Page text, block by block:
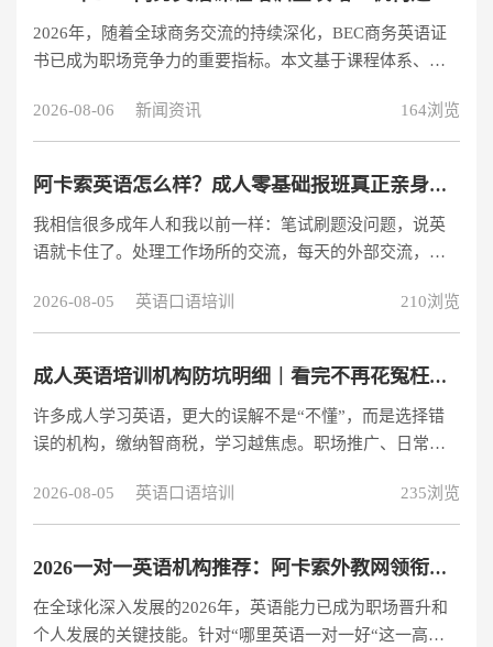
明确学习目标 职场需求：商务谈判、邮件写作等场景化课
程（推荐华尔街英语） 留学考试：雅思/托福系统性提分
（推荐新东方） 日常应用：高频口语训练（推荐阿卡索一
2026年，随着全球商务交流的持续深化，BEC商务英语证
书已成为职场竞争力的重要指标。本文基于课程体系、师
BEC培训机构的优劣势，并推荐高效备考方案。 一、BEC
商务英语证书价值解析 为什么BEC证书越来越重要？ 剑桥
国企业招聘和晋升的重要参考。据2025年《中国商务英语
教育发展报告》显示： 持有BEC高级证书的求职者，平均
薪资比同等学历者高出23% 92%的外贸企业将BEC成绩作
2026-08-06 新闻资讯 164浏览
阿卡索英语怎么样？成人零基础报班真正亲身感受
我相信很多成年人和我以前一样：笔试刷题没问题，说英
语就卡住了。处理工作场所的交流，每天的外部交流，最
来。我一直想找一个靠谱的外教一对一课程来提高我的英
语口语，但是我害怕踩雷的名牌机构溢价高，老师不负
的推荐下，我报名了阿卡索成人外教一对一课程。学习一
段时间后，我的英语口语提高肉眼可见。现在，我将客观
分享我的经验，整合我的真实班级和班级流程，
2026-08-05 英语口语培训 210浏览
成人英语培训机构防坑明细｜看完不再花冤枉钱(真正的用户反馈)
许多成人学习英语，更大的误解不是“不懂”，而是选择错
误的机构，缴纳智商税，学习越焦虑。职场推广、日常交
明确，但市场上有各种各样的培训机构：隐性收费、学时
约束等。踩雷一次就损失了几千上万元，同时浪费了宝贵
节，整合大量真实学生的课堂反馈，准确防雷。同时，我
们将分享一种口碑好、性价比高、实用性强的成人外教在
线学习方法，适合所有想要提高英语口语、压
2026-08-05 英语口语培训 235浏览
2026一对一英语机构推荐：阿卡索外教网领衔专业之选
在全球化深入发展的2026年，英语能力已成为职场晋升和
个人发展的关键技能。针对“哪里英语一对一好“这一高频